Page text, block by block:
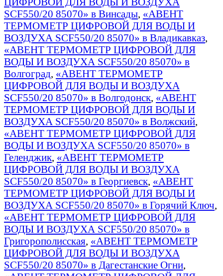
SCF550/20 85070» в Винсады, «АВЕНТ
ТЕРМОМЕТР ЦИФРОВОЙ ДЛЯ ВОДЫ И
ВОЗДУХА SCF550/20 85070» в Владикавказ,
«АВЕНТ ТЕРМОМЕТР ЦИФРОВОЙ ДЛЯ
ВОДЫ И ВОЗДУХА SCF550/20 85070» в
Волгоград, «АВЕНТ ТЕРМОМЕТР
ЦИФРОВОЙ ДЛЯ ВОДЫ И ВОЗДУХА
SCF550/20 85070» в Волгодонск, «АВЕНТ
ТЕРМОМЕТР ЦИФРОВОЙ ДЛЯ ВОДЫ И
ВОЗДУХА SCF550/20 85070» в Волжский,
«АВЕНТ ТЕРМОМЕТР ЦИФРОВОЙ ДЛЯ
ВОДЫ И ВОЗДУХА SCF550/20 85070» в
Геленджик, «АВЕНТ ТЕРМОМЕТР
ЦИФРОВОЙ ДЛЯ ВОДЫ И ВОЗДУХА
SCF550/20 85070» в Георгиевск, «АВЕНТ
ТЕРМОМЕТР ЦИФРОВОЙ ДЛЯ ВОДЫ И
ВОЗДУХА SCF550/20 85070» в Горячий Ключ,
«АВЕНТ ТЕРМОМЕТР ЦИФРОВОЙ ДЛЯ
ВОДЫ И ВОЗДУХА SCF550/20 85070» в
Григорополисская, «АВЕНТ ТЕРМОМЕТР
ЦИФРОВОЙ ДЛЯ ВОДЫ И ВОЗДУХА
SCF550/20 85070» в Дагестанские Огни,